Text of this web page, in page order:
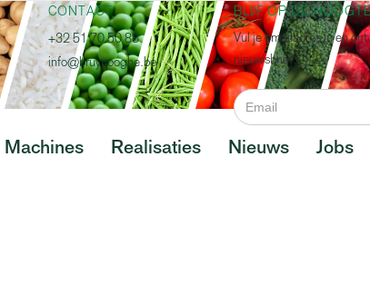
Machines Realisaties Nieuws Jobs
CONTACT
+32 51 70 50 88
info@bruynooghe.be
BLIJF OP DE
Vul je emailadres in en
nieuwsbrief.